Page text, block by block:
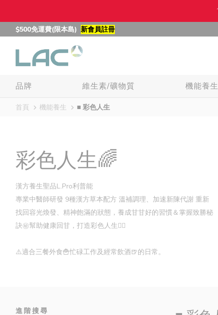
$500免運費(限本島) 新會員註冊
品牌 維生素/礦物質 機能養生
首頁 機能養生 ■ 彩色人生
彩色人生🌈
漢方養生聖品L.Pro利普能
專業中醫師研發 9種漢方草本配方 溫補調理、加速新陳代謝 重新
找回容光煥發、精神飽滿的狀態，養成甘甘好的習慣＆掌握致勝秘
訣㊙️幫助健康回甘， 打造彩色人生🙋‍♂️
⚠️適合三餐外食🍟忙碌工作及經常飲酒🍺的日常。
進階搜尋